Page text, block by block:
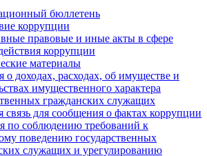
бюллетень
коррупции
правовые и иные акты в сфере
коррупции
материалы
о доходах, расходах, об имуществе и
имущественного характера
гражданских служащих
связь для сообщения о фактах коррупции
по соблюдению требований к
поведению государственных
служащих и урегулированию